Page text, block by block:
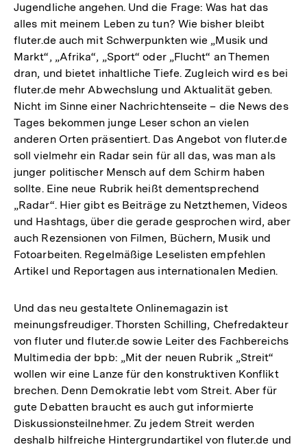
Jugendliche angehen. Und die Frage: Was hat das
alles mit meinem Leben zu tun? Wie bisher bleibt
fluter.de auch mit Schwerpunkten wie „Musik und
Markt“, „Afrika“, „Sport“ oder „Flucht“ an Themen
dran, und bietet inhaltliche Tiefe. Zugleich wird es bei
fluter.de mehr Abwechslung und Aktualität geben.
Nicht im Sinne einer Nachrichtenseite – die News des
Tages bekommen junge Leser schon an vielen
anderen Orten präsentiert. Das Angebot von fluter.de
soll vielmehr ein Radar sein für all das, was man als
junger politischer Mensch auf dem Schirm haben
sollte. Eine neue Rubrik heißt dementsprechend
„Radar“. Hier gibt es Beiträge zu Netzthemen, Videos
und Hashtags, über die gerade gesprochen wird, aber
auch Rezensionen von Filmen, Büchern, Musik und
Fotoarbeiten. Regelmäßige Leselisten empfehlen
Artikel und Reportagen aus internationalen Medien.
Und das neu gestaltete Onlinemagazin ist
meinungsfreudiger. Thorsten Schilling, Chefredakteur
von fluter und fluter.de sowie Leiter des Fachbereichs
Multimedia der bpb: „Mit der neuen Rubrik „Streit“
wollen wir eine Lanze für den konstruktiven Konflikt
brechen. Denn Demokratie lebt vom Streit. Aber für
gute Debatten braucht es auch gut informierte
Diskussionsteilnehmer. Zu jedem Streit werden
deshalb hilfreiche Hintergrundartikel von fluter.de und